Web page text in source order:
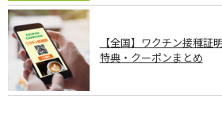
【全国】ワクチン接種証
特典・クーポンまとめ